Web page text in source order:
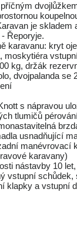
je skladem
Řeporyje.
karavanu: kryt
moskytiéra
kg, držák
dvojpalanda se
s nápravou
tlumičů
usnadňující
manévrovací
karavany)
nástavby 10
vstupní
klapky a vstupní